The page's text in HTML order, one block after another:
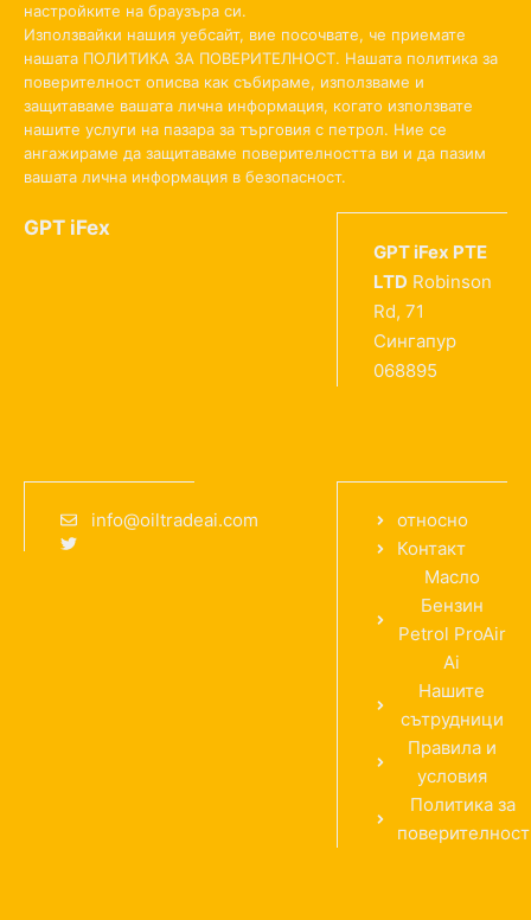
настройките на браузъра си.
Използвайки нашия уебсайт, вие посочвате, че приемате
нашата ПОЛИТИКА ЗА ПОВЕРИТЕЛНОСТ. Нашата политика за
поверителност описва как събираме, използваме и
защитаваме вашата лична информация, когато използвате
нашите услуги на пазара за търговия с петрол. Ние се
ангажираме да защитаваме поверителността ви и да пазим
вашата лична информация в безопасност.
GPT iFex
GPT iFex PTE
LTD Robinson
Rd, 71
Сингапур
068895
info@oiltradeai.com
относно
Контакт
Масло
Бензин
Petrol ProAir
Ai
Нашите
сътрудници
Правила и
условия
Политика за
поверителност